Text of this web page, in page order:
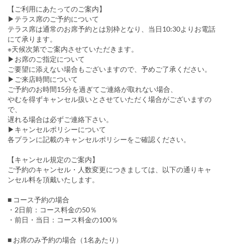
【ご利用にあたってのご案内】
▶テラス席のご予約について
テラス席は通常のお席予約とは別枠となり、当日10:30よりお電話
にて承ります。
※天候次第でご案内させていただきます。
▶お席のご指定について
ご要望に添えない場合もございますので、予めご了承ください。
▶ご来店時間について
ご予約のお時間15分を過ぎてご連絡が取れない場合、
やむを得ずキャンセル扱いとさせていただく場合がございますの
で、
遅れる場合は必ずご連絡下さい。
▶キャンセルポリシーについて
各プランに記載のキャンセルポリシーをご確認ください。
【キャンセル規定のご案内】
ご予約のキャンセル・人数変更につきましては、以下の通りキャ
ンセル料を頂戴いたします。
■ コース予約の場合
・2日前：コース料金の50％
・前日・当日：コース料金の100％
■ お席のみ予約の場合（1名あたり）